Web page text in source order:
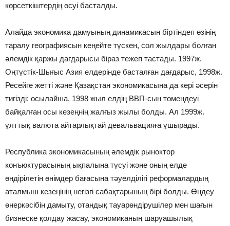
көрсеткіштердің өсуі басталды.
Алайда экономика дамуының динамикасын біртіндеп өзінің
таралу географиясын кеңейте түскен, сол жылдары болған
әлемдік қаржы дағдарысы біраз тежеп тастады. 1997ж.
Оңтүстік-Шығыс Азия елдерінде басталған дағдарыс, 1998ж.
Ресейге жетті және Қазақстан экономикасына да кері әсерін
тигізді: осылайша, 1998 жыл елдің ВВП-сын төмендеуі
байқалған осы кезеңнің жалғыз жылы болды. Ал 1999ж.
ұлттық валюта айтарлықтай девальвацияға ұшырады.
Республика экономикасының әлемдік рыноктор
конъюктурасының ықпалына түсуі және оның елде
өндірілетін өнімдер бағасына тәуелділігі реформалардың
аталмыш кезеңінің негізгі сабақтарының бірі болды. Өңдеу
өнеркәсібін дамыту, отандық тауарөндірушілер мен шағын
бизнеске қолдау жасау, экономиканың шаруашылық